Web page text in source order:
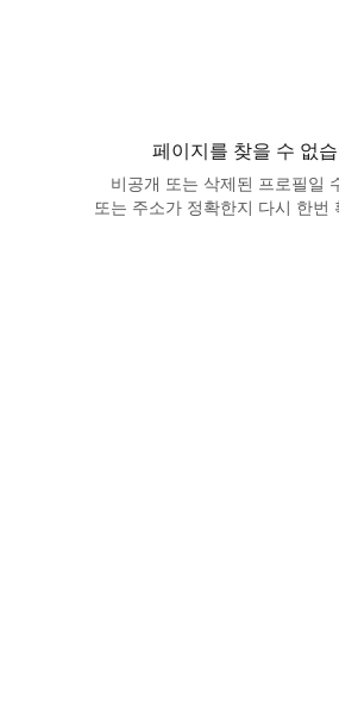
페이지를 찾을 수 없
비공개 또는 삭제된 프로필일
또는 주소가 정확한지 다시 한번